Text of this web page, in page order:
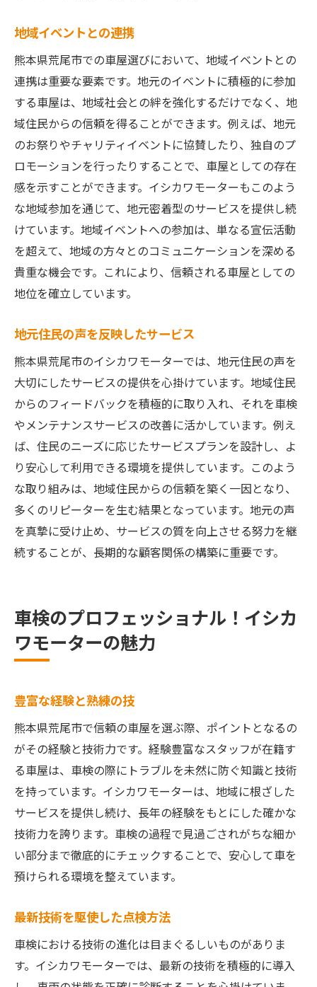
地域イベントとの連携
熊本県荒尾市での車屋選びにおいて、地域イベントとの
連携は重要な要素です。地元のイベントに積極的に参加
する車屋は、地域社会との絆を強化するだけでなく、地
域住民からの信頼を得ることができます。例えば、地元
のお祭りやチャリティイベントに協賛したり、独自のプ
ロモーションを行ったりすることで、車屋としての存在
感を示すことができます。イシカワモーターもこのよう
な地域参加を通じて、地元密着型のサービスを提供し続
けています。地域イベントへの参加は、単なる宣伝活動
を超えて、地域の方々とのコミュニケーションを深める
貴重な機会です。これにより、信頼される車屋としての
地位を確立しています。
地元住民の声を反映したサービス
熊本県荒尾市のイシカワモーターでは、地元住民の声を
大切にしたサービスの提供を心掛けています。地域住民
からのフィードバックを積極的に取り入れ、それを車検
やメンテナンスサービスの改善に活かしています。例え
ば、住民のニーズに応じたサービスプランを設計し、よ
り安心して利用できる環境を提供しています。このよう
な取り組みは、地域住民からの信頼を築く一因となり、
多くのリピーターを生む結果となっています。地元の声
を真摯に受け止め、サービスの質を向上させる努力を継
続することが、長期的な顧客関係の構築に重要です。
車検のプロフェッショナル！イシカ
ワモーターの魅力
豊富な経験と熟練の技
熊本県荒尾市で信頼の車屋を選ぶ際、ポイントとなるの
がその経験と技術力です。経験豊富なスタッフが在籍す
る車屋は、車検の際にトラブルを未然に防ぐ知識と技術
を持っています。イシカワモーターは、地域に根ざした
サービスを提供し続け、長年の経験をもとにした確かな
技術力を誇ります。車検の過程で見過ごされがちな細か
い部分まで徹底的にチェックすることで、安心して車を
預けられる環境を整えています。
最新技術を駆使した点検方法
車検における技術の進化は目まぐるしいものがありま
す。イシカワモーターでは、最新の技術を積極的に導入